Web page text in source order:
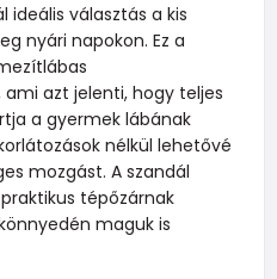
ideális választás a kis
nyári napokon. Ez a
azt jelenti, hogy teljes
a gyermek lábának
nélkül lehetővé
mozgást. A szandál
tépőzárnak
maguk is